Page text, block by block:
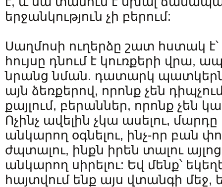
երջանկություն չի բերում:
Սաղմոսի ուղերձը շատ հստակ
հույսը դնում է կուռքերի վրա,
նրանց նման. դատարկ
այն ձեռքերով, որոնք չեն
քայլում, բերաններ, որոնք չեն
Ոչինչ ավելին չկա ասելու,
անկարող օգնելու, ինչ-որ բան
ժպտալու, ինքն իրեն տալու
անկարող սիրելու: Եվ մենք՝
հայտվում ենք այս վտանգի մեջ,